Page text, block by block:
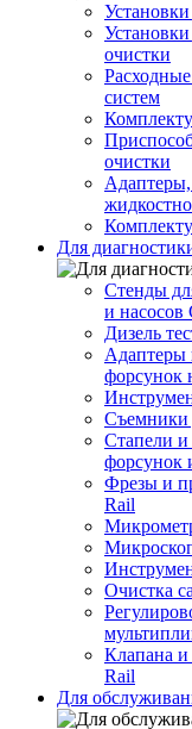
Установки
очистки
систем
очистки
Для
Стенды
и насосов
Дизель
Адаптеры
форсунок
Съемники
Стапели и
форсунок
Фрезы и
Rail
Очистка
Клапана и
Rаil
Для